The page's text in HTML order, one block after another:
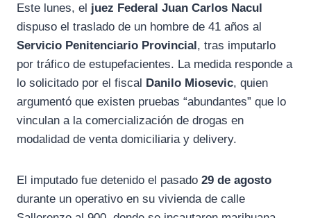
c
e
b
k
l
e
g
m
a
t
s
p
Este lunes, el juez Federal Juan Carlos Nacul
dispuso el traslado de un hombre de 41 años al
Servicio Penitenciario Provincial, tras imputarlo
por tráfico de estupefacientes. La medida responde a
lo solicitado por el fiscal Danilo Miosevic, quien
argumentó que existen pruebas “abundantes” que lo
vinculan a la comercialización de drogas en
modalidad de venta domiciliaria y delivery.
El imputado fue detenido el pasado 29 de agosto
durante un operativo en su vivienda de calle